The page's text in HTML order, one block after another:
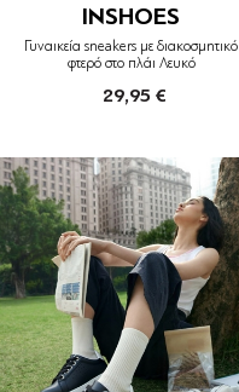
INSHOES
Γυναικεία sneakers με διακοσμητικό
φτερό στο πλάι Λευκό
29,95 €